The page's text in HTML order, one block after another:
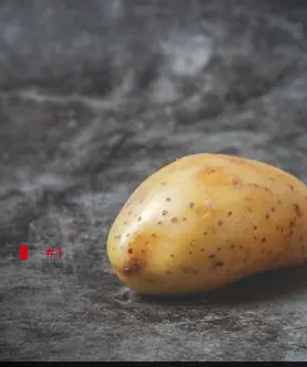
08:35 pm
क्या है खबर?
आलू एक ऐसा सब्जी है, जिसका हर
हालांकि, क्या आप जानते हैं कि
इस लेख में हम आपको कुछ ऐसे ही
#1
आलू की टिक्की चाट
आलू की टिक्की चाट एक लोकप्रिय
इसे बनाने के लिए सबसे पहले उबले